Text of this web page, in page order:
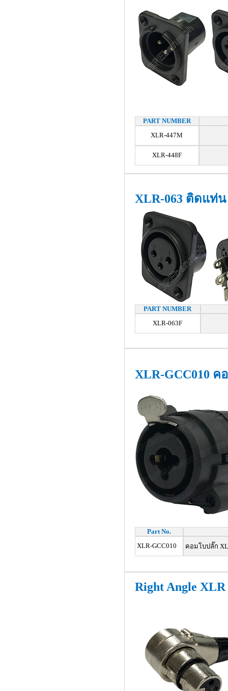
PART NUMBER
XLR-447M
XLR-448F
XLR-063 ติดแท่น
PART NUMBER
XLR-063F
XLR-GCC010
Part No.
XLR-GCC010
คอมโบปลั๊ก
Right Angle XLR